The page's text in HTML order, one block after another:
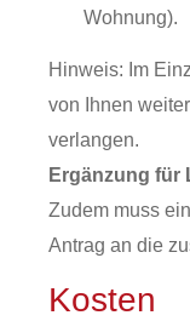
Wohnung).
Hinweis: Im
von Ihnen
verlangen.
Ergänzung für
Zudem muss
Antrag an die
Kosten